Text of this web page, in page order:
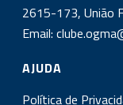
2615-173, União
Email:
AJUDA
Política de